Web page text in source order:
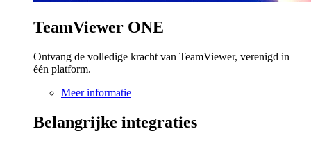
TeamViewer ONE
Ontvang de volledige kracht van TeamViewer, verenigd in
één platform.
Meer informatie
Belangrijke integraties